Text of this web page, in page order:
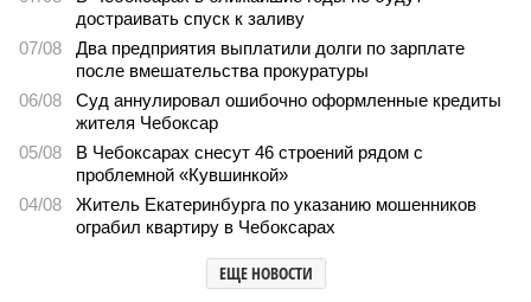
В регионе учреждены удостоверения мастеров спорта по
борьбе керешу
Заткнуть за пояс
(фото: wikimedia commons/Ilsurikat)